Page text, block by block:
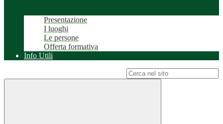
Presentazione
I luoghi
Le persone
Offerta formativa
Info Utili